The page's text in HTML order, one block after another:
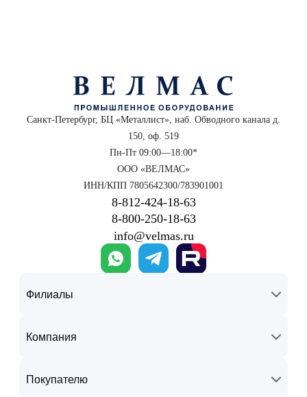
Санкт-Петербург, БЦ «Металлист», наб. Обводного канала д.
150, оф. 519
Пн-Пт 09:00—18:00*
ООО «ВЕЛМАС»
ИНН/КПП 7805642300/783901001
8‑812‑424‑18‑63
8‑800‑250‑18‑63
info@velmas.ru
Филиалы
Компания
Покупателю